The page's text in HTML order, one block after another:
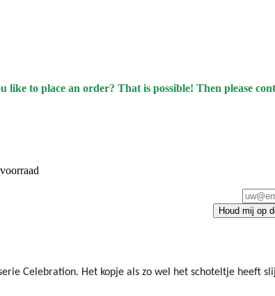
like to place an order? That is possible! Then please
Houd mij op
Celebration. Het kopje als zo wel het schoteltje